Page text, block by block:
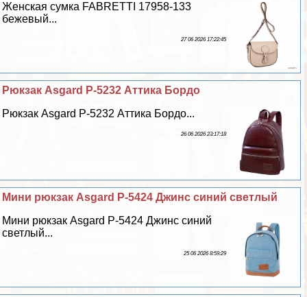
Женская сумка FABRETTI 17958-133
бежевый...
27 06 2026 17:22:45
Рюкзак Asgard Р-5232 Аттика Бордо
Рюкзак Asgard Р-5232 Аттика Бордо...
26 06 2026 23:17:18
Мини рюкзак Asgard Р-5424 Джинс синий светлый
Мини рюкзак Asgard Р-5424 Джинс синий
светлый...
25 06 2026 8:59:29